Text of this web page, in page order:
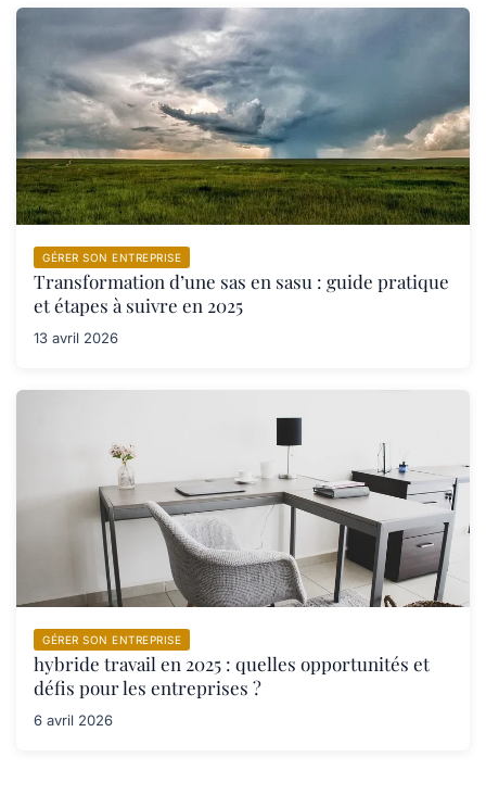
GÉRER SON ENTREPRISE
Transformation d’une sas en sasu : guide pratique
et étapes à suivre en 2025
13 avril 2026
GÉRER SON ENTREPRISE
hybride travail en 2025 : quelles opportunités et
défis pour les entreprises ?
6 avril 2026